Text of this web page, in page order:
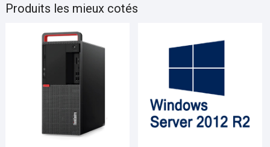
Produits les mieux cotés